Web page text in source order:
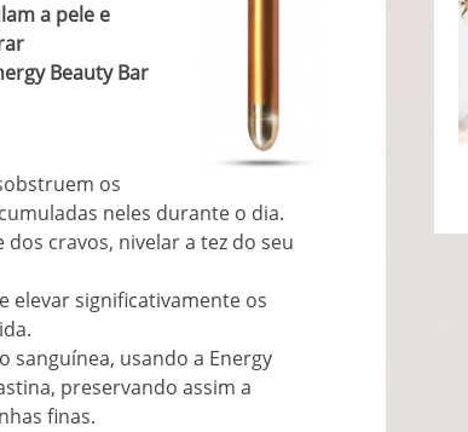
a pele e
Beauty Bar
os
neles durante o dia.
cravos, nivelar a tez do seu
elevar significativamente os
sanguínea, usando a Energy
preservando assim a
finas.